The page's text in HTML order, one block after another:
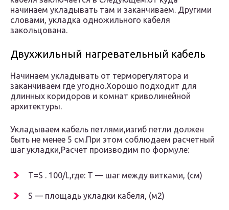
начинаем укладывать там и заканчиваем. Другими
словами, укладка одножильного кабеля
закольцована.
Двухжильный нагревательный кабель
Начинаем укладывать от терморегулятора и
заканчиваем где угодно.Хорошо подходит для
длинных коридоров и комнат криволинейной
архитектуры.
Укладываем кабель петлями,изгиб петли должен
быть не менее 5 см.При этом соблюдаем расчетный
шаг укладки,Расчет производим по формуле:
Т=S . 100/L,где: T — шаг между витками, (см)
S — площадь укладки кабеля, (м2)